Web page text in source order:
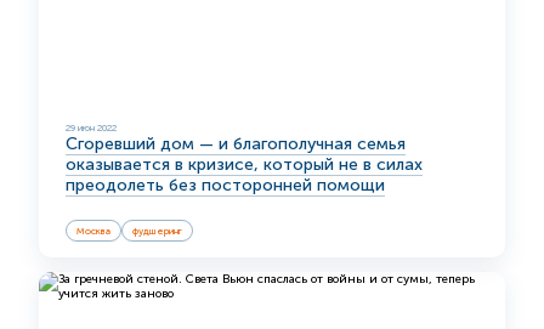
29 июн 2022
Сгоревший дом — и благополучная семья
оказывается в кризисе, который не в силах
преодолеть без посторонней помощи
Москва фудшеринг